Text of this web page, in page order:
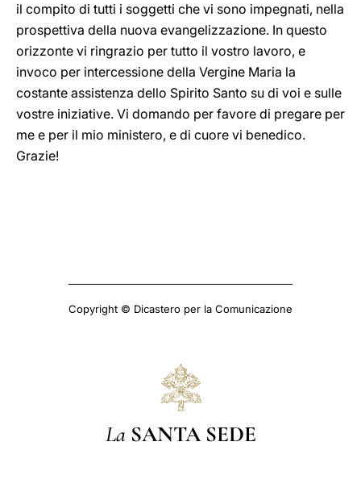
il compito di tutti i soggetti che vi sono impegnati, nella
prospettiva della nuova evangelizzazione. In questo
orizzonte vi ringrazio per tutto il vostro lavoro, e
invoco per intercessione della Vergine Maria la
costante assistenza dello Spirito Santo su di voi e sulle
vostre iniziative. Vi domando per favore di pregare per
me e per il mio ministero, e di cuore vi benedico.
Grazie!
Copyright © Dicastero per la Comunicazione
La SANTA SEDE